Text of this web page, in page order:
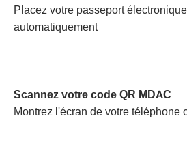
Placez votre passeport
automatiquement
Scannez votre code QR MDAC
Montrez l'écran de votre téléphone